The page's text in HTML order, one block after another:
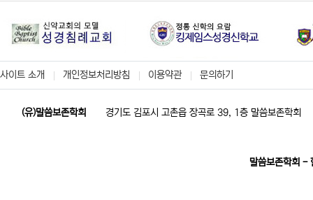
사이트 소개 개인정보처리방침 이용약관 문의하기
(유)말씀보존학회 경기도 김포시 고촌읍 장곡로 39, 1층 말씀보존학회
말씀보존학회 -